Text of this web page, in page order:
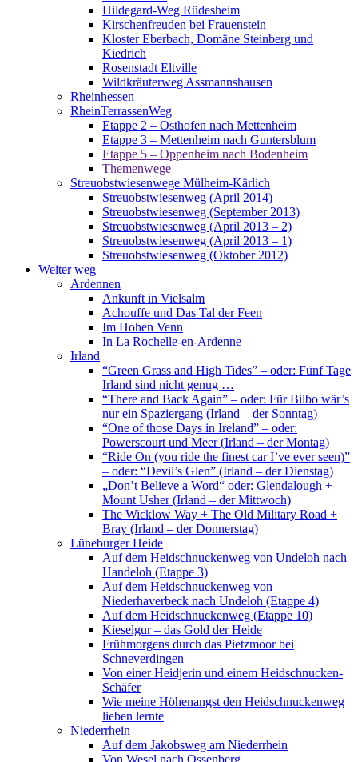
Hildegard-Weg Rüdesheim
Kirschenfreuden bei Frauenstein
Kloster Eberbach, Domäne Steinberg und
Kiedrich
Rosenstadt Eltville
Wildkräuterweg Assmannshausen
Rheinhessen
RheinTerrassenWeg
Etappe 2 – Osthofen nach Mettenheim
Etappe 3 – Mettenheim nach Guntersblum
Etappe 5 – Oppenheim nach Bodenheim
Themenwege
Streuobstwiesenwege Mülheim-Kärlich
Streuobstwiesenweg (April 2014)
Streuobstwiesenweg (September 2013)
Streuobstwiesenweg (April 2013 – 2)
Streuobstwiesenweg (April 2013 – 1)
Streuobstwiesenweg (Oktober 2012)
Weiter weg
Ardennen
Ankunft in Vielsalm
Achouffe und Das Tal der Feen
Im Hohen Venn
In La Rochelle-en-Ardenne
Irland
“Green Grass and High Tides” – oder: Fünf Tage
Irland sind nicht genug …
“There and Back Again” – oder: Für Bilbo wär’s
nur ein Spaziergang (Irland – der Sonntag)
“One of those Days in Ireland” – oder:
Powerscourt und Meer (Irland – der Montag)
“Ride On (you ride the finest car I’ve ever seen)”
– oder: “Devil’s Glen” (Irland – der Dienstag)
„Don’t Believe a Word“ oder: Glendalough +
Mount Usher (Irland – der Mittwoch)
The Wicklow Way + The Old Military Road +
Bray (Irland – der Donnerstag)
Lüneburger Heide
Auf dem Heidschnuckenweg von Undeloh nach
Handeloh (Etappe 3)
Auf dem Heidschnuckenweg von
Niederhaverbeck nach Undeloh (Etappe 4)
Auf dem Heidschnuckenweg (Etappe 10)
Kieselgur – das Gold der Heide
Frühmorgens durch das Pietzmoor bei
Schneverdingen
Von einer Heidjerin und einem Heidschnucken-
Schäfer
Wie meine Höhenangst den Heidschnuckenweg
lieben lernte
Niederrhein
Auf dem Jakobsweg am Niederrhein
Von Wesel nach Ossenberg